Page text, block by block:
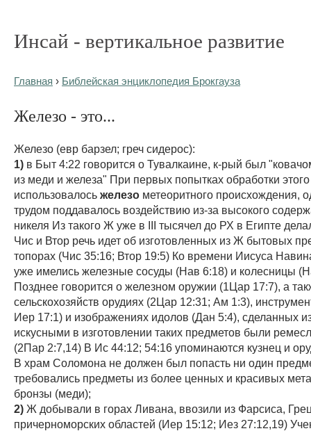
Инсай - вертикальное развитие
Главная › Библейская энциклопедия Брокгауза
Железо - это...
Железо (евр барзел; греч сидерос):
1) в Быт 4:22 говорится о Тувалкаине, к-рый был
из меди и железа" При первых попытках обработки
использовалось железо метеоритного происхождения,
трудом поддавалось воздействию из-за высокого
никеля Из такого Ж уже в III тысячел до РХ в Египте
Чис и Втор речь идет об изготовленных из Ж бытовых
топорах (Чис 35:16; Втор 19:5) Ко времени Иисуса
уже имелись железные сосуды (Нав 6:18) и колесницы
Позднее говорится о железном оружии (1Цар 17:7), а
сельскохозяйств орудиях (2Цар 12:31; Ам 1:3),
Иер 17:1) и изображениях идолов (Дан 5:4), сделанных
искусными в изготовлении таких предметов были
(2Пар 2:7,14) В Ис 44:12; 54:16 упоминаются кузнец и
В храм Соломона не должен был попасть ни один
требовались предметы из более ценных и красивых
бронзы (меди);
2) Ж добывали в горах Ливана, ввозили из Фарсиса,
причерноморских областей (Иер 15:12; Иез 27:12,19)